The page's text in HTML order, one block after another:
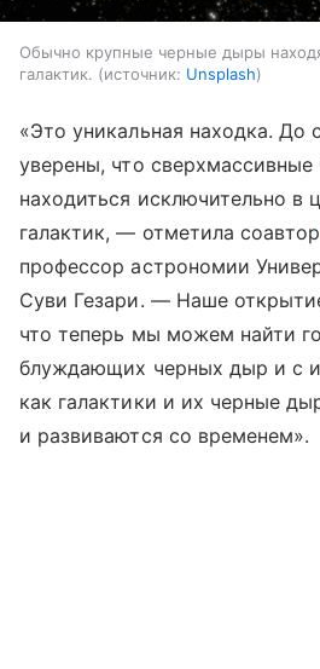
Обычно крупные черные дыры
галактик.
источник: Unsplash
«Это уникальная находка.
уверены, что
находиться исключительно в
галактик, — отметила соавтор
профессор астрономии
Суви Гезари. — Наше
что теперь мы можем найти
блуждающих черных дыр и с
как галактики и их черные
и развиваются со временем».